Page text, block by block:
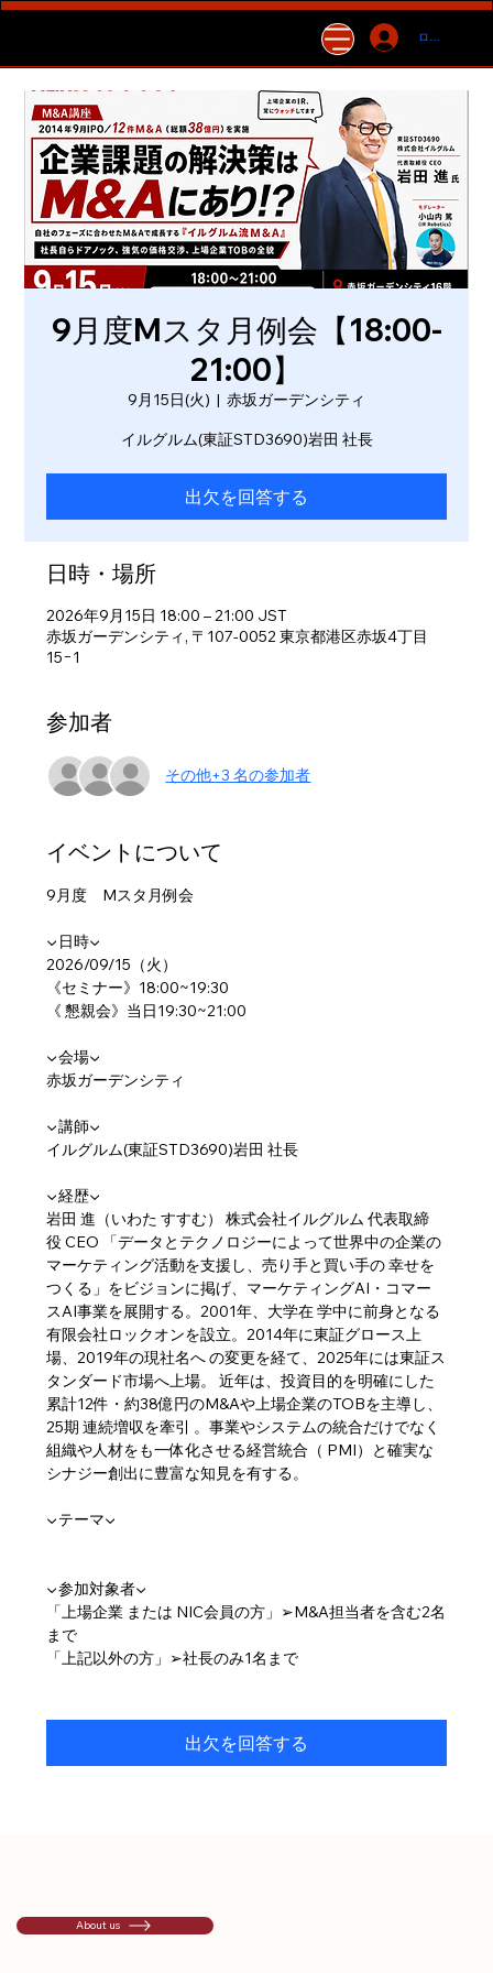
ログイン
9月度Mスタ月例会【18:00-
21:00】
9月15日(火)
  |
赤坂ガーデンシティ
イルグルム(東証STD3690)岩田 社長
出欠を回答する
日時・場所
2026年9月15日 18:00 – 21:00 JST
赤坂ガーデンシティ, 〒107-0052 東京都港区赤坂4丁目
15−1
参加者
その他+3 名の参加者
イベントについて
9月度　Mスタ月例会
▼日時▼
2026/09/15（火）
《セミナー》18:00~19:30
《 懇親会》当日19:30~21:00
▼会場▼
赤坂ガーデンシティ
▼講師▼
イルグルム(東証STD3690)岩田 社長
▼経歴▼
岩田 進（いわた すすむ） 株式会社イルグルム 代表取締
役 CEO 「データとテクノロジーによって世界中の企業の
マーケティング活動を支援し、売り手と買い手の 幸せを
つくる」をビジョンに掲げ、マーケティングAI・コマー
スAI事業を展開する。2001年、大学在 学中に前身となる
有限会社ロックオンを設立。2014年に東証グロース上
場、2019年の現社名へ の変更を経て、2025年には東証ス
タンダード市場へ上場。 近年は、投資目的を明確にした
累計12件・約38億円のM&Aや上場企業のTOBを主導し、
25期 連続増収を牽引 。事業やシステムの統合だけでなく
組織や人材をも一体化させる経営統合（ PMI）と確実な
シナジー創出に豊富な知見を有する。
▼テーマ▼
▼参加対象者▼
「上場企業 または NIC会員の方」➢M&A担当者を含む2名
まで
「上記以外の方」➢社長のみ1名まで
出欠を回答する
About us